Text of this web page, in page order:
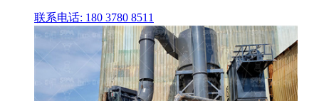
联系电话: 180 3780 8511